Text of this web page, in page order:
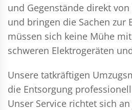
und Gegenstände direkt
und bringen die Sachen zur
müssen sich keine Mühe
schweren Elektrogeräten
Unsere tatkräftigen
die Entsorgung
Unser Service richtet sich